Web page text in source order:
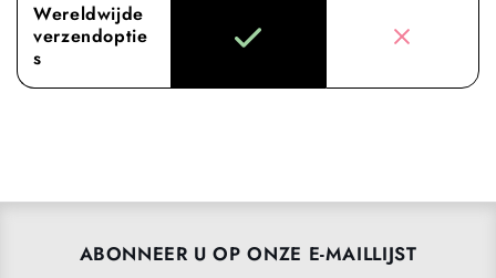
Wereldwijde
verzendoptie
s
ABONNEER U OP ONZE E-MAILLIJST